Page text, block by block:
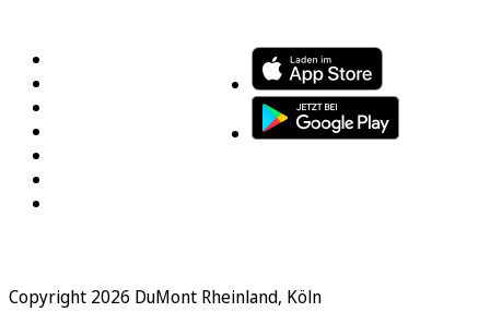
Copyright 2026 DuMont Rheinland, Köln